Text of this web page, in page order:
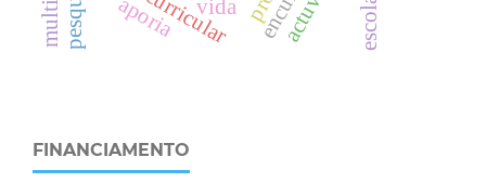
vida
aporia
FINANCIAMENTO